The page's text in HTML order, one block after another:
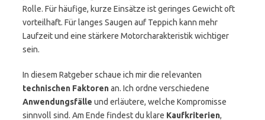
Rolle. Für häufige, kurze Einsätze ist geringes Gewicht oft
vorteilhaft. Für langes Saugen auf Teppich kann mehr
Laufzeit und eine stärkere Motorcharakteristik wichtiger
sein.
In diesem Ratgeber schaue ich mir die relevanten
technischen Faktorenan. Ich ordne verschiedene
Anwendungsfälle und erläutere, welche Kompromisse
sinnvoll sind. Am Ende findest du klare Kaufkriterien,